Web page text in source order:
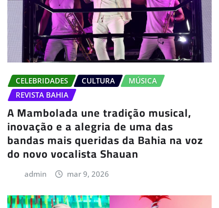
CELEBRIDADES CULTURA
MÚSICA
REVISTA BAHIA
A Mambolada une tradição musical,
inovação e a alegria de uma das
bandas mais queridas da Bahia na voz
do novo vocalista Shauan
admin mar 9, 2026